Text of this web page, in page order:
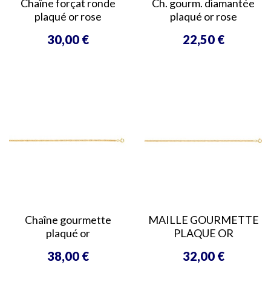
Chaîne forçat ronde
plaqué or rose
Prix
30,00 €
Ch. gourm. diamantée
plaqué or rose
Prix
22,50 €
Chaîne gourmette
plaqué or
Prix
38,00 €
MAILLE GOURMETTE
PLAQUE OR
Prix
32,00 €